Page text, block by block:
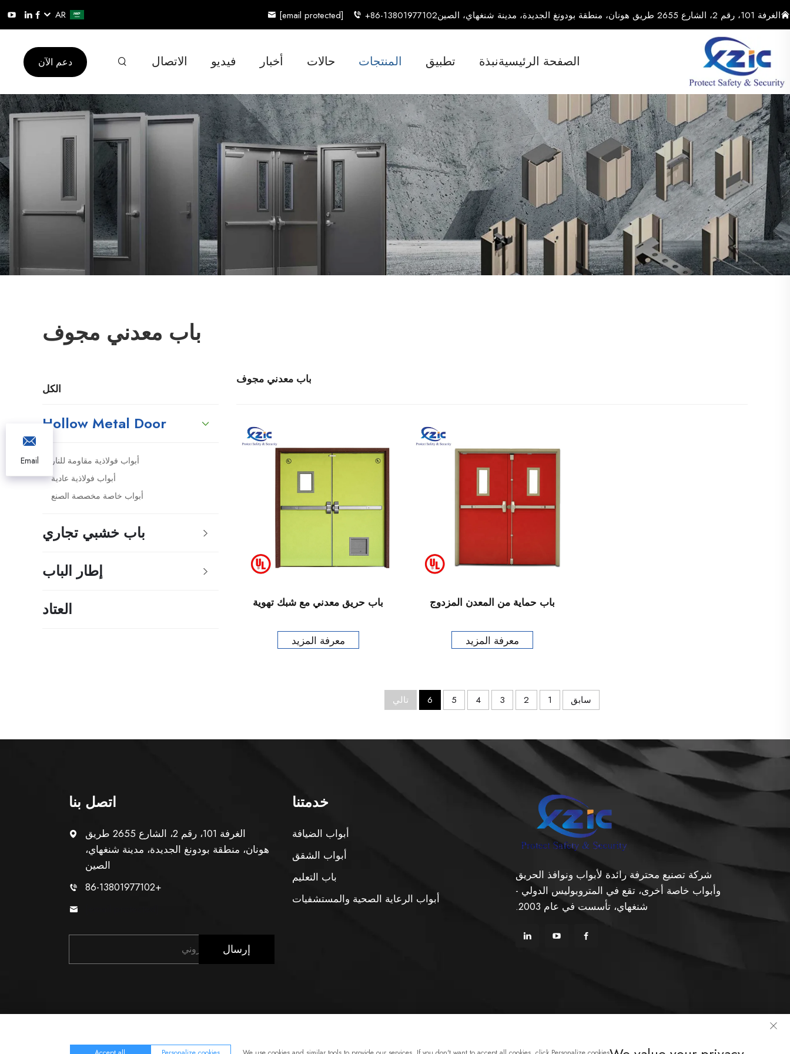
الغرفة 101، رقم 2، الشارع 2655 طريق هونان، منطقة بودونغ الجديدة، مدينة شنغهاي، الصين +86-13801977102
[email protected]
AR
الصفحة الرئيسيةنبذة تطبيق المنتجات حالات أخبار فيديو الاتصال دعم الآن
باب معدني مجوف
الكل
Hollow Metal Door
أبواب فولاذية مقاومة للنار
أبواب فولاذية عادية
أبواب خاصة مخصصة الصنع
باب خشبي تجاري
إطار الباب
العتاد
باب معدني مجوف
باب حريق معدني مع شبك تهوية
معرفة المزيد
باب حماية من المعدن المزدوج
معرفة المزيد
سابق 1
2
3
4
5
6 تالي
شركة تصنيع محترفة رائدة لأبواب ونوافذ الحريق
وأبواب خاصة أخرى، تقع في المتروبوليس الدولي -
شنغهاي، تأسست في عام 2003.
خدمتنا
أبواب الضيافة
أبواب الشقق
باب التعليم
أبواب الرعاية الصحية والمستشفيات
اتصل بنا
الغرفة 101، رقم 2، الشارع 2655 طريق
هونان، منطقة بودونغ الجديدة، مدينة شنغهاي،
الصين
+86-13801977102
إرسال
المدونة سياسة الخصوصية
Email